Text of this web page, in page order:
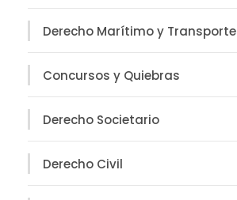
Derecho Marítimo y Transporte
Concursos y Quiebras
Derecho Societario
Derecho Civil